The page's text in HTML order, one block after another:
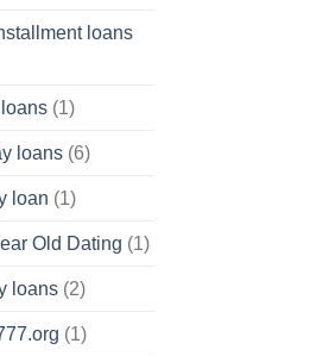
loans
(1)
loans(6)
loan (1)
Old Dating (1)
loans(2)
(1)